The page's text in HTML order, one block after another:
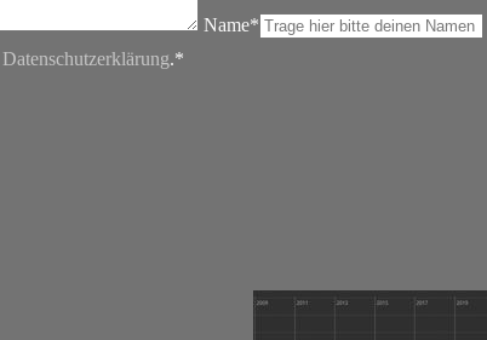
Name*
Datenschutzerklärung.*